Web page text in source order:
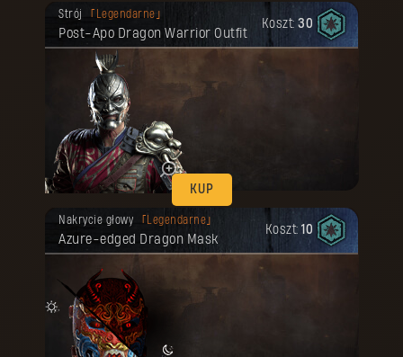
Strój Legendarne
Post-Apo Dragon Warrior Outfit
Koszt: 30
KUP
Twoja nagroda została odblokowana.
Nakrycie głowy Legendarne
Azure-edged Dragon Mask
Koszt: 10
Twoja nagroda została odblokowana.